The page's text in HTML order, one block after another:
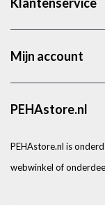
Mijn account
PEHAstore.nl
PEHAstore.nl is
webwinkel of